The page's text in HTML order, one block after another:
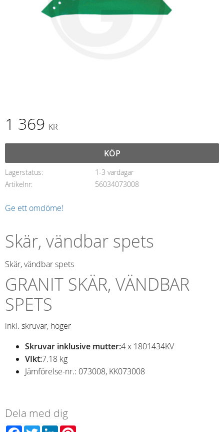
1 369 KR
KÖP
Lagerstatus
1-3 vardagar
Artikelnr
56034073008
Ge ett omdöme!
Skär, vändbar spets
Skär, vändbar spets
GRANIT SKÄR, VÄNDBAR
SPETS
inkl. skruvar, höger
Skruvar inklusive mutter:4 x 1801434KV
VIkt:7.18 kg
Jämförelse-nr.: 073008, KK073008
Dela med dig
Facebook
TwitterLinkedIn